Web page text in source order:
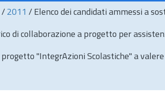
/ 2011 / Elenco dei candidati ammessi a
di collaborazione a progetto per
"IntegrAzioni Scolastiche" a